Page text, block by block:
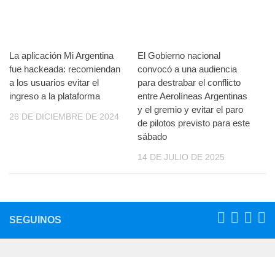
La aplicación Mi Argentina
fue hackeada: recomiendan
a los usuarios evitar el
ingreso a la plataforma
26 DE DICIEMBRE DE 2024
El Gobierno nacional
convocó a una audiencia
para destrabar el conflicto
entre Aerolíneas Argentinas
y el gremio y evitar el paro
de pilotos previsto para este
sábado
14 DE JULIO DE 2025
SEGUINOS